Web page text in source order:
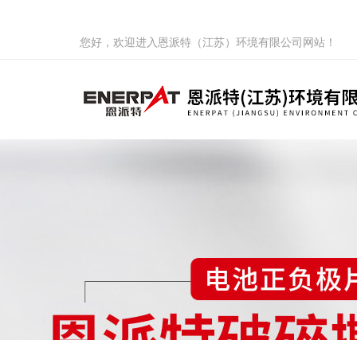
您好，欢迎进入恩派特（江苏）环境有限公司网站！